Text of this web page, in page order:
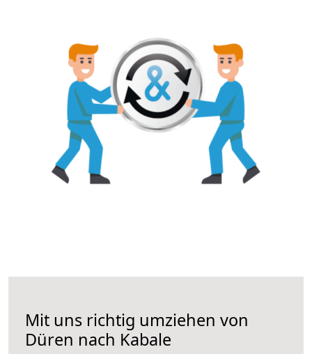
Mit uns richtig umziehen von
Düren nach Kabale